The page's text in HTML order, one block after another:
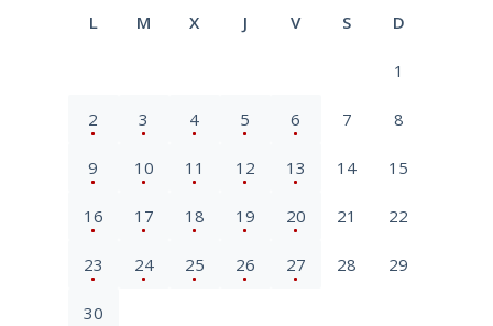
L M X J V S D
1
2 3 4 5 6 7 8
9 10 11 12 13 14 15
16 17 18 19 20 21 22
23 24 25 26 27 28 29
30